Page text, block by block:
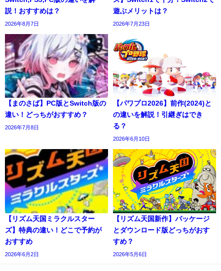
説！おすすめは？
2026年8月7日
遊ぶメリットは？
2026年7月23日
【まのさば】PC版とSwitch版の
違い！どっちがおすすめ？
2026年7月8日
【パワプロ2026】前作(2024)と
の違いを解説！引継ぎはでき
る？
2026年6月10日
【リズム天国ミラクルスター
ズ】特典の違い！どこで予約が
おすすめ
2026年6月2日
【リズム天国新作】パッケージ
とダウンロード版どっちがおす
すめ？
2026年5月6日